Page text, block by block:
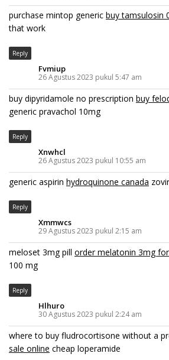
purchase mintop generic buy tamsulosin
that work
Reply
Fvmiup
26 Agustus 2023 pukul 5:47 am
buy dipyridamole no prescription buy
generic pravachol 10mg
Reply
Xnwhcl
26 Agustus 2023 pukul 10:55 am
generic aspirin hydroquinone canada
Reply
Xmmwcs
29 Agustus 2023 pukul 2:15 am
meloset 3mg pill order melatonin 3mg
100 mg
Reply
Hlhuro
30 Agustus 2023 pukul 2:24 am
where to buy fludrocortisone without a
sale online cheap loperamide